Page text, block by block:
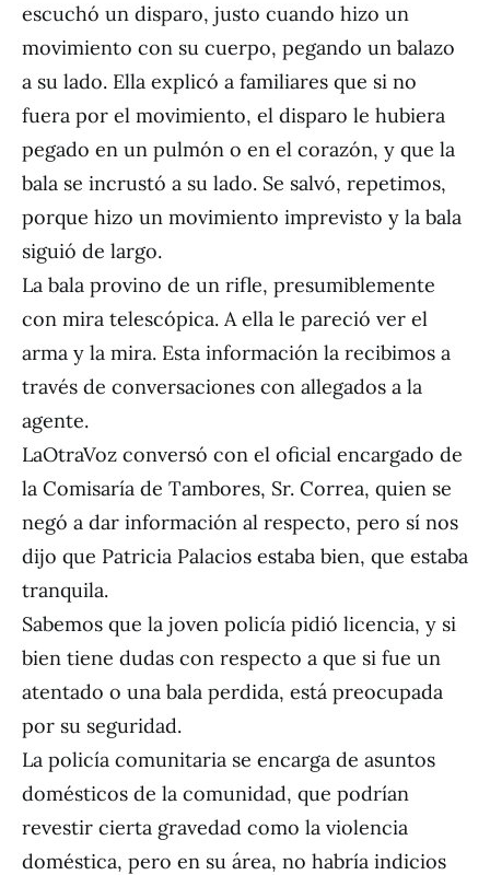
escuchó un disparo, justo cuando hizo un
movimiento con su cuerpo, pegando un balazo
a su lado. Ella explicó a familiares que si no
fuera por el movimiento, el disparo le hubiera
pegado en un pulmón o en el corazón, y que la
bala se incrustó a su lado. Se salvó, repetimos,
porque hizo un movimiento imprevisto y la bala
siguió de largo.
La bala provino de un rifle, presumiblemente
con mira telescópica. A ella le pareció ver el
arma y la mira. Esta información la recibimos a
través de conversaciones con allegados a la
agente.
LaOtraVoz conversó con el oficial encargado de
la Comisaría de Tambores, Sr. Correa, quien se
negó a dar información al respecto, pero sí nos
dijo que Patricia Palacios estaba bien, que estaba
tranquila.
Sabemos que la joven policía pidió licencia, y si
bien tiene dudas con respecto a que si fue un
atentado o una bala perdida, está preocupada
por su seguridad.
La policía comunitaria se encarga de asuntos
domésticos de la comunidad, que podrían
revestir cierta gravedad como la violencia
doméstica, pero en su área, no habría indicios